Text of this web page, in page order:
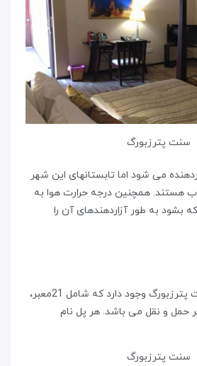
سنت پترزبورگ
می شود اما تابستانهای این شهر
هستند. همچنین درجه حرارت هوا به
بشود به طور آزاردهندهای آن را
بیش از 300 پل در سنت پترزبورگ وجود دارد که شامل 21معبر،
پیاده، 297 معبر حمل و نقل می باشد. هر پل نام
سنت پترزبورگ